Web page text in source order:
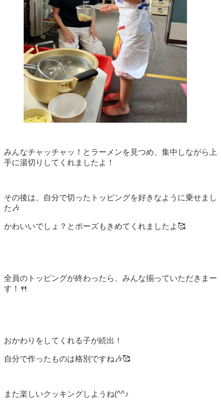
みんなチャッチャッ！とラーメンを見つめ、集中しながら上
手に湯切りしてくれましたよ！
その後は、自分で切ったトッピングを好きなように乗せまし
た🎶
かわいいでしょ？とポーズもきめてくれましたよ🥰
全員のトッピングが終わったら、みんな揃っていただきまー
す！🍴
おかわりをしてくれる子が続出！
自分で作ったものは格別ですね🎶🥰
また楽しいクッキングしようね(^^♪